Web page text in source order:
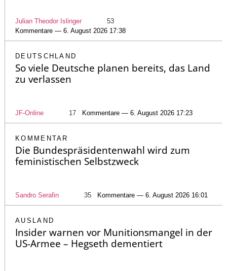
Julian Theodor Islinger
53
Kommentare — 6. August 2026 17:38
DEUTSCHLAND
So viele Deutsche planen bereits, das Land
zu verlassen
JF-Online 17 Kommentare — 6. August 2026 17:23
KOMMENTAR
Die Bundespräsidentenwahl wird zum
feministischen Selbstzweck
Sandro Serafin 35 Kommentare — 6. August 2026 16:01
AUSLAND
Insider warnen vor Munitionsmangel in der
US-Armee – Hegseth dementiert